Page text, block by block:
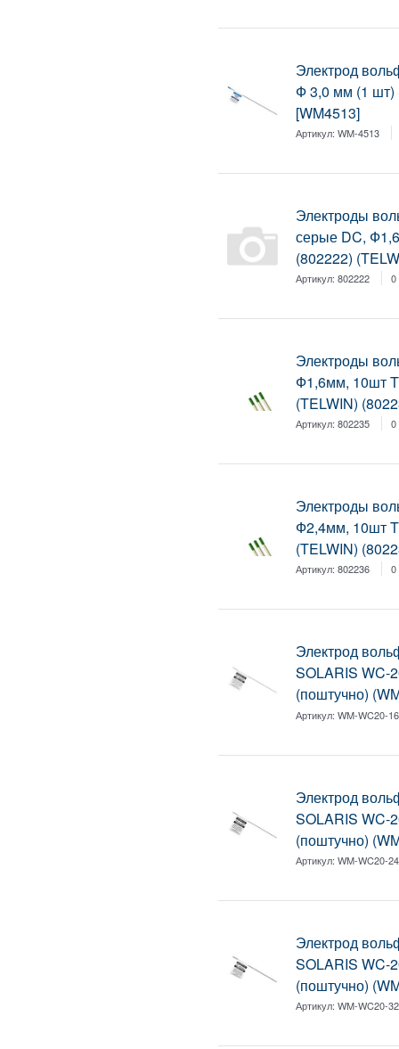
Электрод
Ф 3,0 мм (1 шт)
[WM4513]
Артикул:WM-4513
Электроды
серые DC,
(802222)
Артикул:802222 0
Электроды
Ф1,6мм, 10шт
(TELWIN)
Артикул:802235 0
Электроды
Ф2,4мм, 10шт
(TELWIN)
Артикул:802236 0
Электрод
SOLARIS WC-
(поштучно)
Артикул:WM-WC20-
Электрод
SOLARIS WC-
(поштучно)
Артикул:WM-WC20-
Электрод
SOLARIS WC-
(поштучно)
Артикул:WM-WC20-